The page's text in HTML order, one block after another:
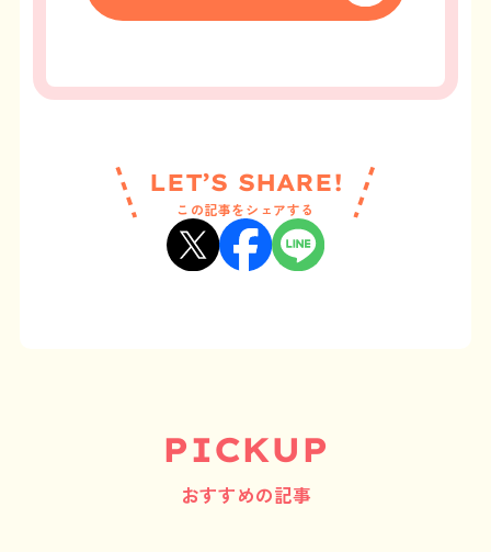
LET’S SHARE!
この記事をシェアする
PICKUP
おすすめの記事